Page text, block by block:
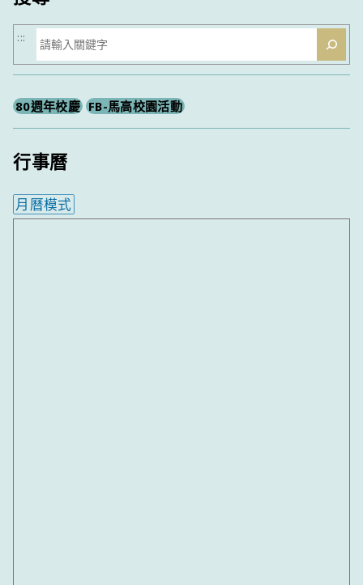
搜
尋
:::
80週年校慶 FB-馬高校園活動
行事曆
月曆模式